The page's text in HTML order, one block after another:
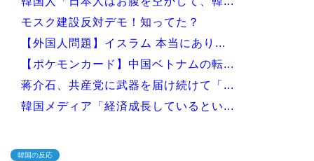
モスク建設反対デモ！知ってた？
【外国人問題】イスラム 本当にあり...
【ポケモンカード】中国ベトナムの転...
蒋介石、共産党に武器を届け続けて「...
韓国メディア「経済成長しているとい...
韓国の反応